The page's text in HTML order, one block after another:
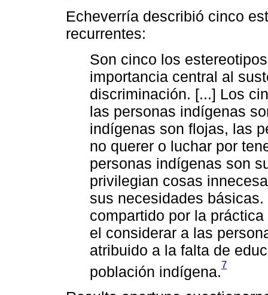
Echeverría describió cinco
recurrentes:
Son cinco los
importancia central al
discriminación. [...] Los
las personas indígenas
indígenas son flojas, las
no querer o luchar por
personas indígenas son
privilegian cosas
sus necesidades
compartido por la
el considerar a las
atribuido a la falta de
población indígena.7